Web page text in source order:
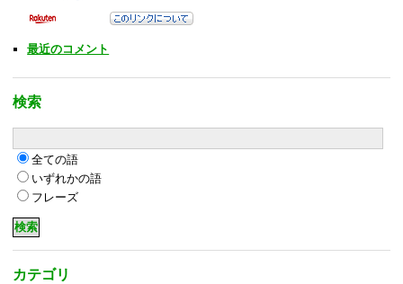
最近のコメント
検索
全ての語
いずれかの語
フレーズ
カテゴリ